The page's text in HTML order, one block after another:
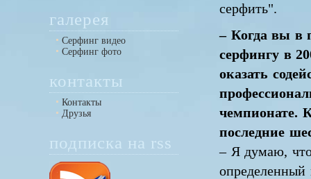
галерея
Серфинг видео
Серфинг фото
контакты
Контакты
Друзья
подписка на rss
серфить".
– Когда вы в
серфингу в
оказать
чемпионате.
последние
– Я думаю, что
определенный